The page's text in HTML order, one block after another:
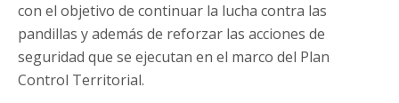
con el objetivo de continuar la lucha contra las
pandillas y además de reforzar las acciones de
seguridad que se ejecutan en el marco del Plan
Control Territorial.